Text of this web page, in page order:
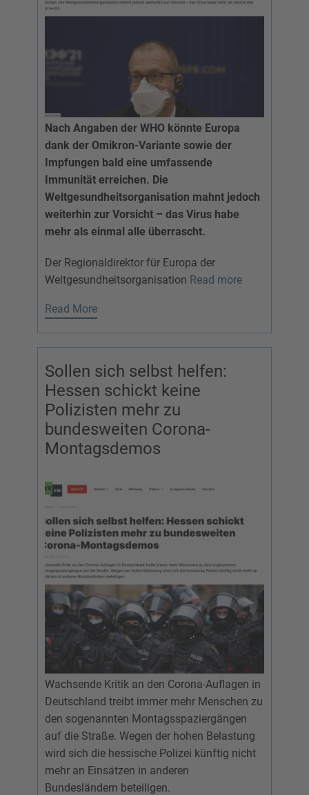
Nach Angaben der WHO könnte Europa
dank der Omikron-Variante sowie der
Impfungen bald eine umfassende
Immunität erreichen. Die
Weltgesundheitsorganisation mahnt jedoch
weiterhin zur Vorsicht – das Virus habe
mehr als einmal alle überrascht.
Der Regionaldirektor für Europa der
Weltgesundheitsorganisation Read more
Read More
Sollen sich selbst helfen:
Hessen schickt keine
Polizisten mehr zu
bundesweiten Corona-
Montagsdemos
Wachsende Kritik an den Corona-Auflagen in
Deutschland treibt immer mehr Menschen zu
den sogenannten Montagsspaziergängen
auf die Straße. Wegen der hohen Belastung
wird sich die hessische Polizei künftig nicht
mehr an Einsätzen in anderen
Bundesländern beteiligen.